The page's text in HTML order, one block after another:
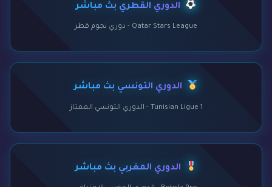
الدوري القطري بث مباشر
Qatar Stars League - دوري نجوم قطر
الدوري التونسي بث مباشر
Tunisian Ligue 1 - الدوري التونسي الممتاز
الدوري المغربي بث مباشر